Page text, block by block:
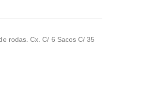
rodas. Cx. C/ 6 Sacos C/ 35